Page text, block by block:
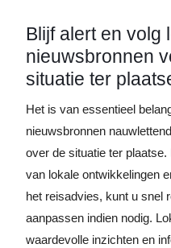
Blijf alert en volg
nieuwsbronnen
situatie ter
Het is van essentieel
nieuwsbronnen
over de situatie ter
van lokale ontwikkelingen
het reisadvies, kunt u snel
aanpassen indien nodig.
waardevolle inzichten en